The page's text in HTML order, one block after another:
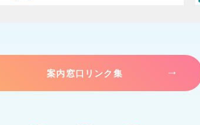
案内窓口リンク集